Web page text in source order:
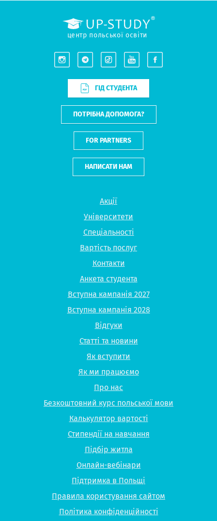
Акції
Університети
Спеціальності
Вартість послуг
Контакти
Анкета студента
Вступна кампанія 2027
Вступна кампанія 2028
Відгуки
Статті та новини
Як вступити
Як ми працюємо
Про нас
Безкоштовний курс польської мови
Калькулятор вартості
Стипендії на навчання
Підбір житла
Онлайн-вебінари
Підтримка в Польщі
Правила користування сайтом
Політика конфіденційності
центр польської освіти
ГІД СТУДЕНТА
ПОТРІБНА ДОПОМОГА?
FOR PARTNERS
НАПИСАТИ НАМ